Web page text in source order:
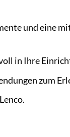
und eine
in Ihre
zum